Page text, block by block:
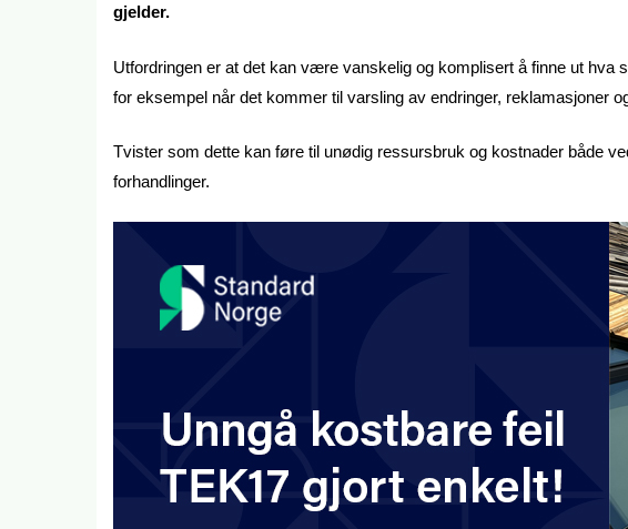
gjelder.
Utfordringen er at det kan være vanskelig og komplisert å finne ut hva
for eksempel når det kommer til varsling av endringer, reklamasjoner
Tvister som dette kan føre til unødig ressursbruk og kostnader både
forhandlinger.